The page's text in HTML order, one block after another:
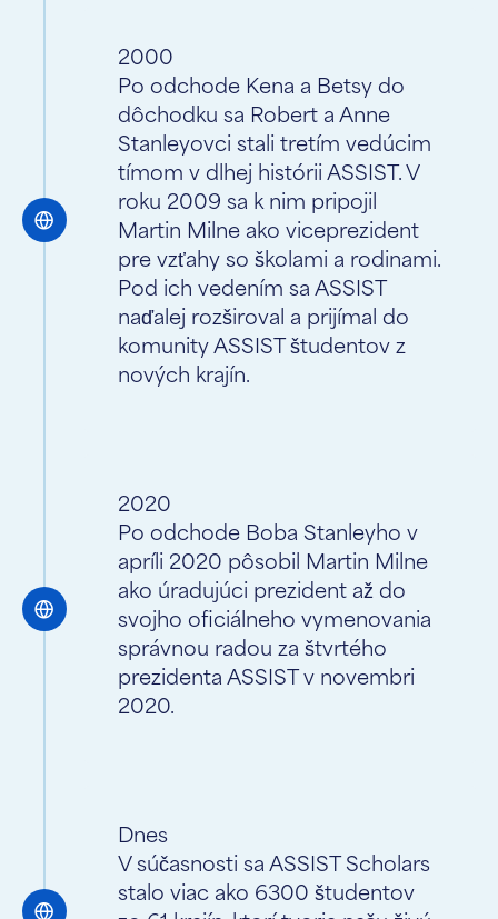
2000
Po odchode Kena a Betsy do
dôchodku sa Robert a Anne
Stanleyovci stali tretím vedúcim
tímom v dlhej histórii ASSIST. V
roku 2009 sa k nim pripojil
Martin Milne ako viceprezident
pre vzťahy so školami a rodinami.
Pod ich vedením sa ASSIST
naďalej rozširoval a prijímal do
komunity ASSIST študentov z
nových krajín.
2020
Po odchode Boba Stanleyho v
apríli 2020 pôsobil Martin Milne
ako úradujúci prezident až do
svojho oficiálneho vymenovania
správnou radou za štvrtého
prezidenta ASSIST v novembri
2020.
Dnes
V súčasnosti sa ASSIST Scholars
stalo viac ako 6300 študentov